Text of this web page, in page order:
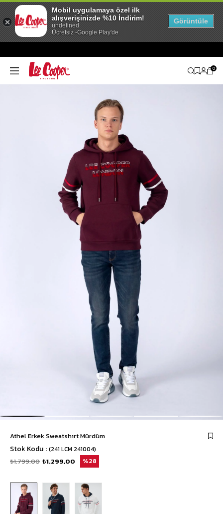
0
Athel Erkek Sweatshırt Mürdüm
Stok Kodu (241 LCM 241004)
₺1.799,00 ₺1.299,00 28
Mobil uygulamaya özel ilk
alışverişinizde %10 İndirim!
undefined
Ücretsiz -Google Play'de
Görüntüle